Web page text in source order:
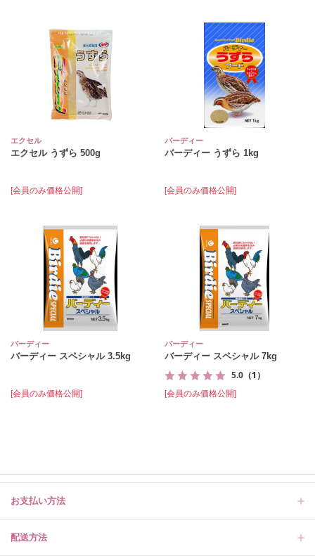
エクセル
エクセル うずら 500g
[会員のみ価格公開]
バーディー
バーディー うずら 1kg
[会員のみ価格公開]
バーディー
バーディー スペシャル 3.5kg
[会員のみ価格公開]
バーディー
バーディー スペシャル 7kg
5.0 （1）
[会員のみ価格公開]
お支払い方法
配送方法